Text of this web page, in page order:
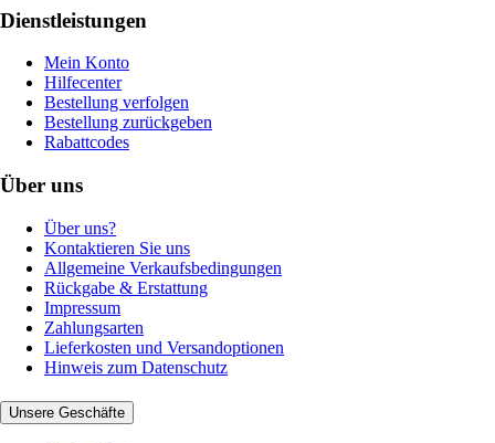
Dienstleistungen
Mein Konto
Hilfecenter
Bestellung verfolgen
Bestellung zurückgeben
Rabattcodes
Über uns
Über uns?
Kontaktieren Sie uns
Allgemeine Verkaufsbedingungen
Rückgabe & Erstattung
Impressum
Zahlungsarten
Lieferkosten und Versandoptionen
Hinweis zum Datenschutz
Unsere Geschäfte